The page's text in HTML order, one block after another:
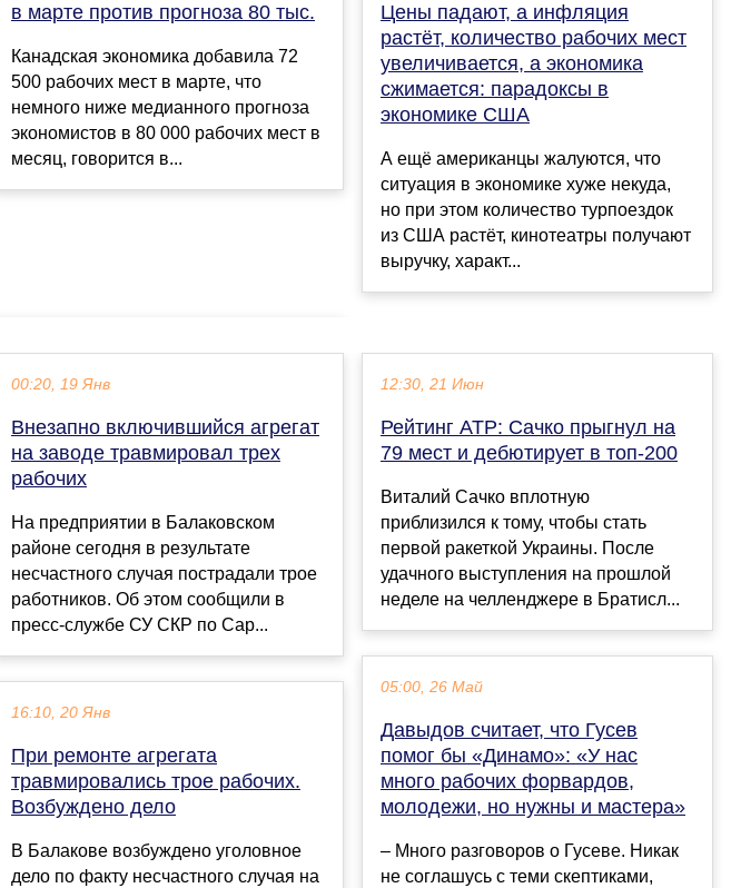
в марте против прогноза 80 тыс.
Канадская экономика добавила 72
500 рабочих мест в марте, что
немного ниже медианного прогноза
экономистов в 80 000 рабочих мест в
месяц, говорится в...
Цены падают, а инфляция
растёт, количество рабочих мест
увеличивается, а экономика
сжимается: парадоксы в
экономике США
А ещё американцы жалуются, что
ситуация в экономике хуже некуда,
но при этом количество турпоездок
из США растёт, кинотеатры получают
выручку, характ...
00:20, 19 Янв
Внезапно включившийся агрегат
на заводе травмировал трех
рабочих
На предприятии в Балаковском
районе сегодня в результате
несчастного случая пострадали трое
работников. Об этом сообщили в
пресс-службе СУ СКР по Сар...
16:10, 20 Янв
При ремонте агрегата
травмировались трое рабочих.
Возбуждено дело
В Балакове возбуждено уголовное
дело по факту несчастного случая на
12:30, 21 Июн
Рейтинг ATP: Сачко прыгнул на
79 мест и дебютирует в топ-200
Виталий Сачко вплотную
приблизился к тому, чтобы стать
первой ракеткой Украины. После
удачного выступления на прошлой
неделе на челленджере в Братисл...
05:00, 26 Май
Давыдов считает, что Гусев
помог бы «Динамо»: «У нас
много рабочих форвардов,
молодежи, но нужны и мастера»
– Много разговоров о Гусеве. Никак
не соглашусь с теми скептиками,